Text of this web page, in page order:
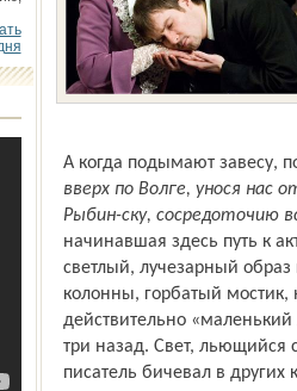
А когда подымают завесу,
вверх по Волге, унося нас
Рыбин-ску, сосредоточию
начинавшая здесь путь к
светлый, лучезарный образ
колонны, горбатый мостик,
действительно
три назад. Свет, льющийся
писатель бичевал в